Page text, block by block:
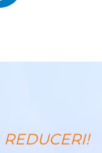
REDUCERI!